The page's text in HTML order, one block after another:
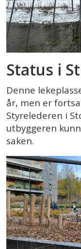
Status i
Denne
år, men er
Styrelederen i
utbyggeren
saken.